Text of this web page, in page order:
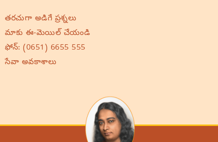
తరచుగా అడిగే ప్రశ్నలు
మాకు ఈ-మెయిల్ చేయండి
ఫోన్: (0651) 6655 555
సేవా అవకాశాలు